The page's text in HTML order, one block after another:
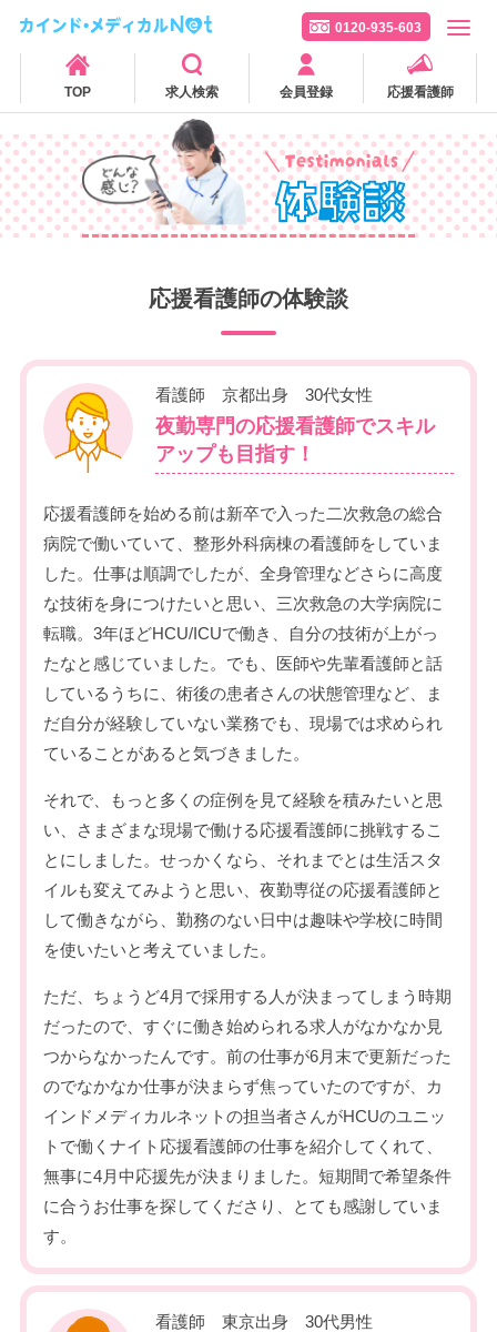
0120-935-603
TOP 求人検索 会員登録 応援看護師
応援看護師の体験談
看護師 京都出身 30代女性
夜勤専門の応援看護師でスキル
アップも目指す！
応援看護師を始める前は新卒で入った二次救急の総合
病院で働いていて、整形外科病棟の看護師をしていま
した。仕事は順調でしたが、全身管理などさらに高度
な技術を身につけたいと思い、三次救急の大学病院に
転職。3年ほどHCU/ICUで働き、自分の技術が上がっ
たなと感じていました。でも、医師や先輩看護師と話
しているうちに、術後の患者さんの状態管理など、ま
だ自分が経験していない業務でも、現場では求められ
ていることがあると気づきました。
それで、もっと多くの症例を見て経験を積みたいと思
い、さまざまな現場で働ける応援看護師に挑戦するこ
とにしました。せっかくなら、それまでとは生活スタ
イルも変えてみようと思い、夜勤専従の応援看護師と
して働きながら、勤務のない日中は趣味や学校に時間
を使いたいと考えていました。
ただ、ちょうど4月で採用する人が決まってしまう時期
だったので、すぐに働き始められる求人がなかなか見
つからなかったんです。前の仕事が6月末で更新だった
のでなかなか仕事が決まらず焦っていたのですが、カ
インドメディカルネットの担当者さんがHCUのユニッ
トで働くナイト応援看護師の仕事を紹介してくれて、
無事に4月中応援先が決まりました。短期間で希望条件
に合うお仕事を探してくださり、とても感謝していま
す。
看護師 東京出身 30代男性